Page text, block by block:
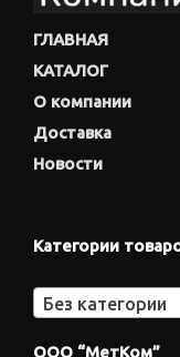
ГЛАВНАЯ
КАТАЛОГ
О компании
Доставка
Новости
Категории
Без категории
ООО “МетКом”